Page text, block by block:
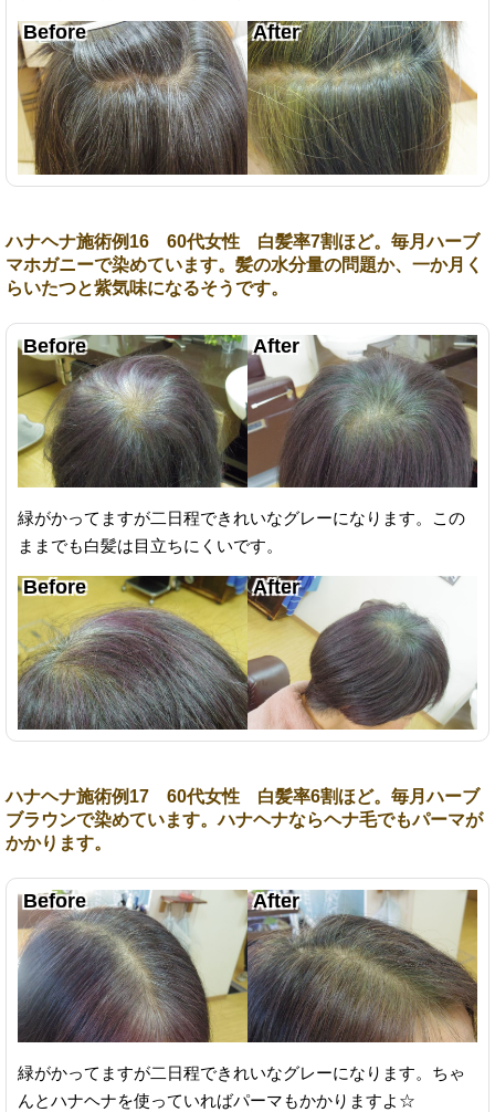
ハナヘナ施術例16 60代女性 白髪率7割ほど。毎月ハーブ
マホガニーで染めています。髪の水分量の問題か、一か月く
らいたつと紫気味になるそうです。
緑がかってますが二日程できれいなグレーになります。この
ままでも白髪は目立ちにくいです。
ハナヘナ施術例17 60代女性 白髪率6割ほど。毎月ハーブ
ブラウンで染めています。ハナヘナならヘナ毛でもパーマが
かかります。
緑がかってますが二日程できれいなグレーになります。ちゃ
んとハナヘナを使っていればパーマもかかりますよ☆